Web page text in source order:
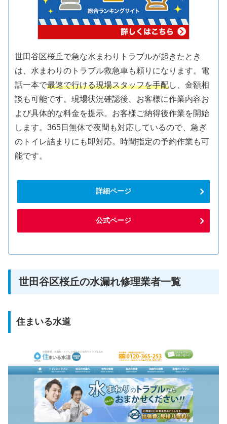
世田谷区桜丘で急な水まわりトラブルが起きたとき
は、水まわりのトラブル救急車も頼りになります。電
話一本で最速で行ける現場スタッフを手配し、金額相
談も可能です。現場状況確認後、お客様に作業内容お
よび具体的な料金を提示。お客様ご納得後作業を開始
します。365日無休で夜間も対応しているので、急ぎ
のトイレ詰まりにも即対応。時間指定の予約作業も可
能です。
詳細ページ
公式ページ
世田谷区桜丘の水漏れ修理業者一覧
住まいる水道